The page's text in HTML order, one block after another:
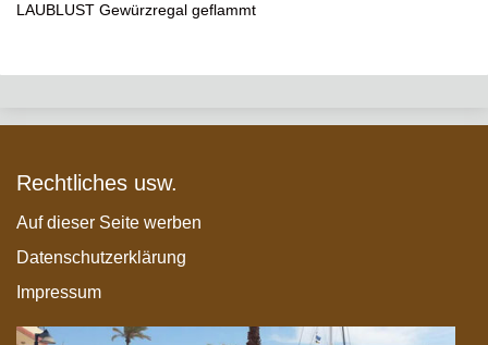
LAUBLUST Gewürzregal geflammt
Rechtliches usw.
Auf dieser Seite werben
Datenschutzerklärung
Impressum